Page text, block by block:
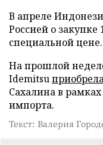
В апреле
Россией о
специальной цене.
На прошлой
Idemitsu
Сахалина в
импорта.
Текст: Валерия